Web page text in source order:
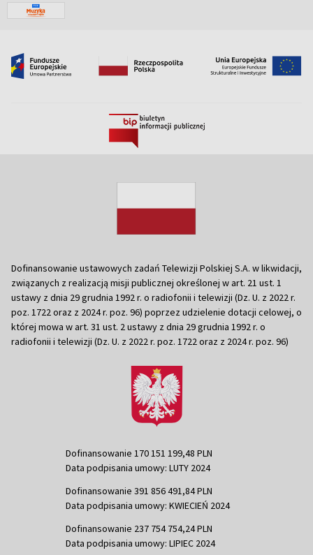
Dofinansowanie ustawowych zadań Telewizji Polskiej S.A. w likwidacji,
związanych z realizacją misji publicznej określonej w art. 21 ust. 1
ustawy z dnia 29 grudnia 1992 r. o radiofonii i telewizji (Dz. U. z 2022 r.
poz. 1722 oraz z 2024 r. poz. 96) poprzez udzielenie dotacji celowej, o
której mowa w art. 31 ust. 2 ustawy z dnia 29 grudnia 1992 r. o
radiofonii i telewizji (Dz. U. z 2022 r. poz. 1722 oraz z 2024 r. poz. 96)
Dofinansowanie 170 151 199,48 PLN
Data podpisania umowy: LUTY 2024
Dofinansowanie 391 856 491,84 PLN
Data podpisania umowy: KWIECIEŃ 2024
Dofinansowanie 237 754 754,24 PLN
Data podpisania umowy: LIPIEC 2024